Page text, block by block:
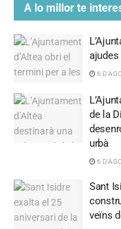
A lo millor te
ajudes
6
de la
urbà
6
Sant
veïns